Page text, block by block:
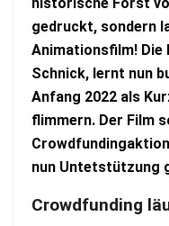
gedruckt, sondern
Animationsfilm! Die
Schnick, lernt nun
Anfang 2022 als
flimmern. Der Film
nun Untetstützung
Crowdfunding